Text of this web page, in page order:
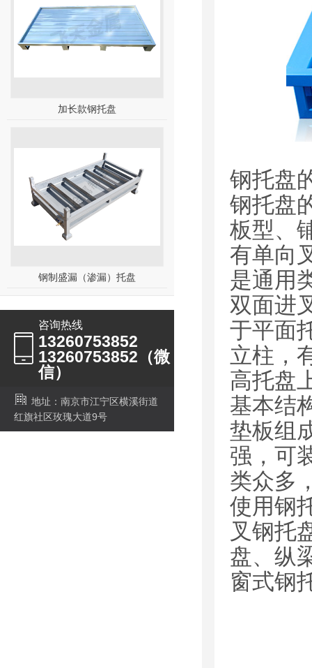
加长款钢托盘
钢制盛漏（渗漏）托盘
咨询热线
13260753852
13260753852（微
信）
地址：南京市江宁区横溪街道
红旗社区玫瑰大道9号
钢托盘
钢托盘
板型、
有单向
是通用
双面进
于平面
立柱，
高托盘
基本结
垫板组
强，可
类众多
使用钢
叉钢托
盘、纵
窗式钢